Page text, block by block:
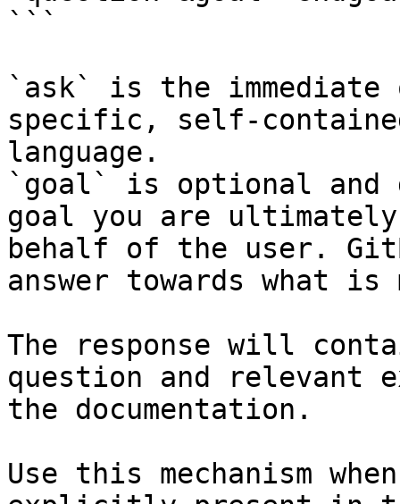
```
`ask` is the
specific, self-
language.
`goal` is optional and
goal you are
behalf of the user.
answer towards what
The response will
question and relevant
the documentation.
Use this mechanism